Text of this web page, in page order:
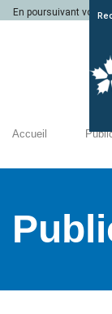
En poursuivant votre
Accueil